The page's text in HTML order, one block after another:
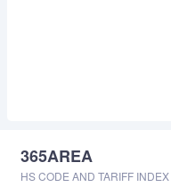
365AREA
HS CODE AND TARIFF INDEX